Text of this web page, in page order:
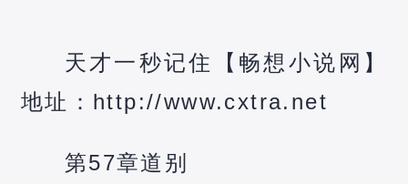
天才一秒记住【畅想小说网】
地址：http://www.cxtra.net
第57章道别